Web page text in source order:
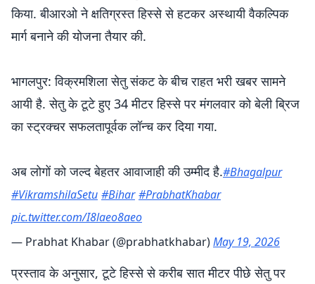
किया. बीआरओ ने क्षतिग्रस्त हिस्से से हटकर अस्थायी वैकल्पिक
मार्ग बनाने की योजना तैयार की.
भागलपुर: विक्रमशिला सेतु संकट के बीच राहत भरी खबर सामने
आयी है. सेतु के टूटे हुए 34 मीटर हिस्से पर मंगलवार को बेली ब्रिज
का स्ट्रक्चर सफलतापूर्वक लॉन्च कर दिया गया.
अब लोगों को जल्द बेहतर आवाजाही की उम्मीद है.#Bhagalpur
#VikramshilaSetu #Bihar #PrabhatKhabar
pic.twitter.com/I8laeo8aeo
— Prabhat Khabar (@prabhatkhabar)May 19, 2026
प्रस्ताव के अनुसार, टूटे हिस्से से करीब सात मीटर पीछे सेतु पर